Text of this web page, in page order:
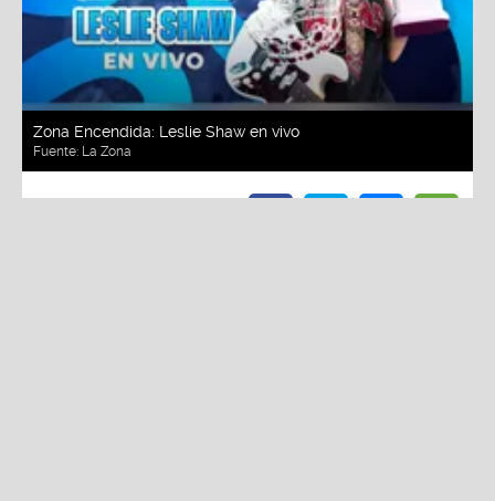
Zona Encendida: Leslie Shaw en vivo
Fuente:La Zona